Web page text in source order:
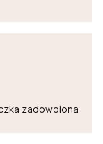
zadowolona